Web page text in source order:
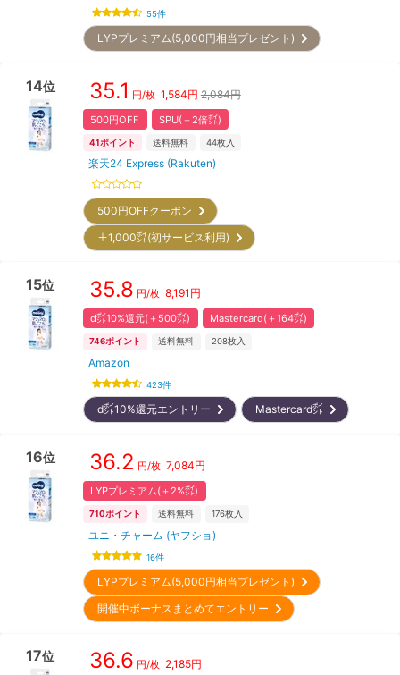
55件
LYPプレミアム(5,000円相当プレゼント)
14位 35.1 円/枚 1,584円 2,084円
500円OFF SPU(＋2倍㌽)
41ポイント 送料無料 44枚入
楽天24 Express (Rakuten)
500円OFFクーポン
＋1,000㌽(初サービス利用)
15位 35.8 円/枚 8,191 円
d㌽10%還元(＋500㌽) Mastercard(＋164㌽)
746ポイント 送料無料 208枚入
Amazon
423件
d㌽10%還元エントリー Mastercard㌽
16位 36.2 円/枚 7,084円
LYPプレミアム(＋2%㌽)
710ポイント 送料無料 176枚入
ユニ・チャーム (ヤフショ)
16件
LYPプレミアム(5,000円相当プレゼント)
開催中ボーナスまとめてエントリー
17位 36.6 円/枚 2,185円